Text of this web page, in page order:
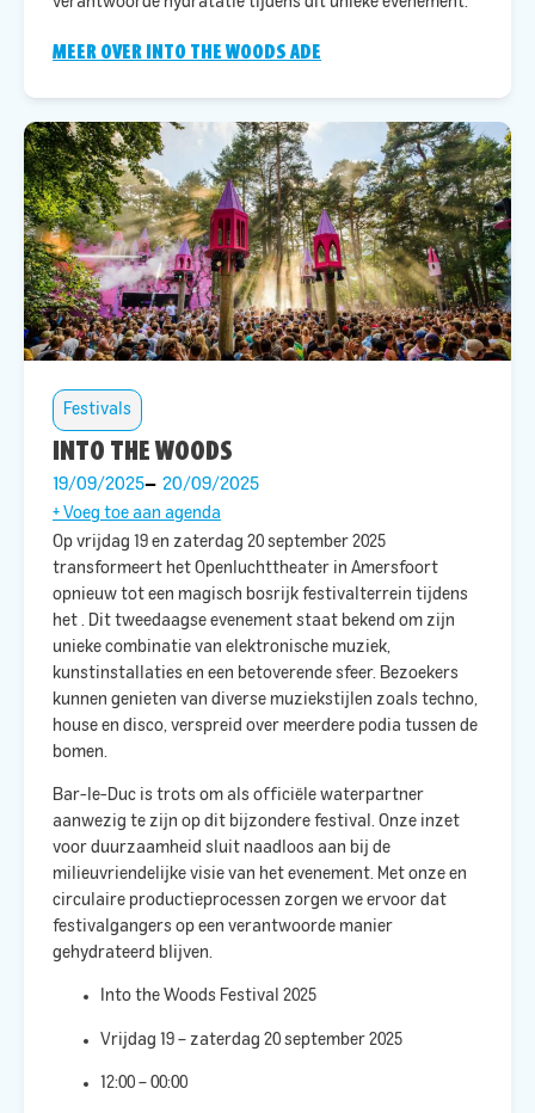
MEER OVER INTO THE WOODS ADE
Festivals
INTO THE WOODS
19/09/2025 20/09/2025
+ Voeg toe aan agenda
Op vrijdag 19 en zaterdag 20 september 2025
transformeert het Openluchttheater in Amersfoort
opnieuw tot een magisch bosrijk festivalterrein tijdens
het
. Dit tweedaagse evenement staat bekend om zijn
unieke combinatie van elektronische muziek,
kunstinstallaties en een betoverende sfeer. Bezoekers
kunnen genieten van diverse muziekstijlen zoals techno,
house en disco, verspreid over meerdere podia tussen de
bomen. ​
Bar-le-Duc is trots om als officiële waterpartner
aanwezig te zijn op dit bijzondere festival. Onze inzet
voor duurzaamheid sluit naadloos aan bij de
milieuvriendelijke visie van het evenement. Met onze en
circulaire productieprocessen zorgen we ervoor dat
festivalgangers op een verantwoorde manier
gehydrateerd blijven.​
Into the Woods Festival 2025
Vrijdag 19 – zaterdag 20 september 2025
12:00 – 00:00